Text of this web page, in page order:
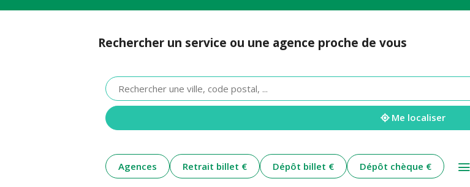
Rechercher un service ou une agence proche de vous
Veuillez
renseigner
une
adresse
Me localiser
Agences Retrait billet € Dépôt billet € Dépôt chèque €